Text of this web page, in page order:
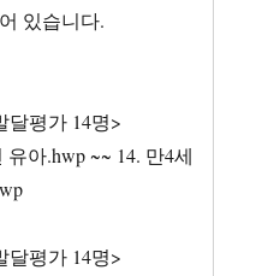
있습니다.
달평가 14명>
아.hwp ~~ 14. 만4세
달평가 14명>